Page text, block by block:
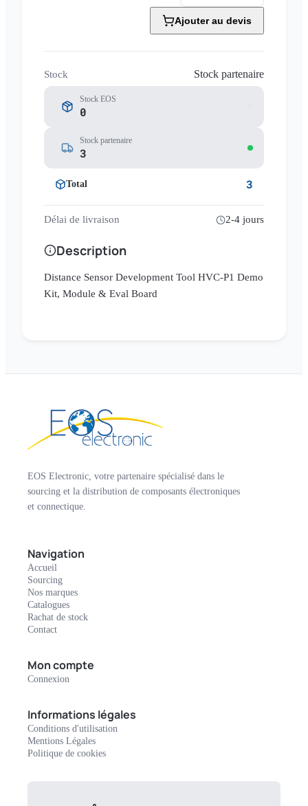
Ajouter au devis
Stock Stock partenaire
Stock EOS
0
Stock partenaire
3
Total 3
Délai de livraison 2-4 jours
Description
Distance Sensor Development Tool HVC-P1 Demo
Kit, Module & Eval Board
EOS Electronic, votre partenaire spécialisé dans le
sourcing et la distribution de composants électroniques
et connectique.
Navigation
Accueil
Sourcing
Nos marques
Catalogues
Rachat de stock
Contact
Mon compte
Connexion
Informations légales
Conditions d'utilisation
Mentions Légales
Politique de cookies